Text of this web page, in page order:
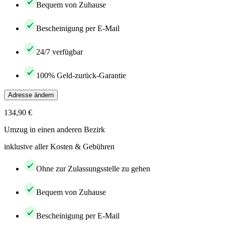
Bequem von Zuhause
Bescheinigung per E-Mail
24/7 verfügbar
100% Geld-zurück-Garantie
Adresse ändern
134,90 €
Umzug in einen anderen Bezirk
inklusive aller Kosten & Gebühren
Ohne zur Zulassungsstelle zu gehen
Bequem von Zuhause
Bescheinigung per E-Mail